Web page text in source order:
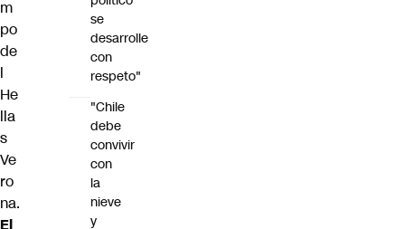
m
po
de
l
He
lla
s
Ve
ro
na.
se
desarrolle
con
respeto"
"Chile
debe
convivir
con
la
nieve
y